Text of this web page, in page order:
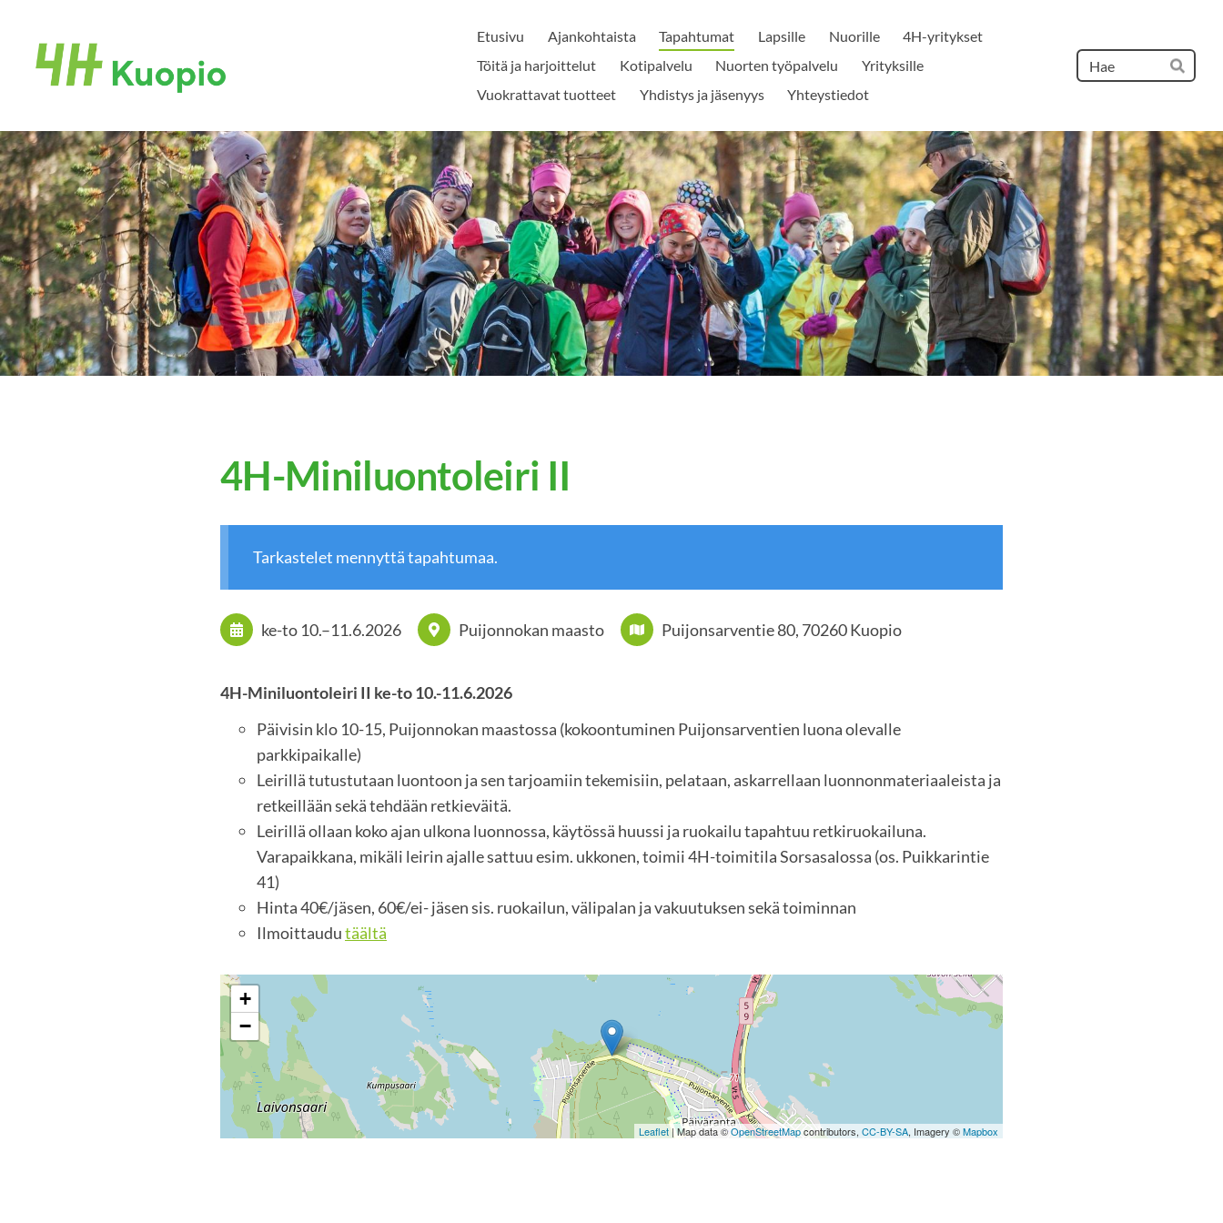
sivun
sisältöön
Kuopion 4H-yhdistys ry
Etusivu Ajankohtaista Tapahtumat Lapsille Nuorille
4H-yritykset
Töitä ja harjoittelut
Kotipalvelu Nuorten työpalvelu
Yrityksille
Vuokrattavat tuotteet
Yhdistys ja jäsenyys Yhteystiedot
Hae
4H-Miniluontoleiri II
Tarkastelet mennyttä tapahtumaa.
ke-to 10.–11.6.2026 Puijonnokan maasto Puijonsarventie 80, 70260 Kuopio
4H-Miniluontoleiri II ke-to 10.-11.6.2026
Päivisin klo 10-15, Puijonnokan maastossa (kokoontuminen Puijonsarventien luona olevalle
parkkipaikalle)
Leirillä tutustutaan luontoon ja sen tarjoamiin tekemisiin, pelataan, askarrellaan luonnonmateriaaleista ja
retkeillään sekä tehdään retkieväitä.
Leirillä ollaan koko ajan ulkona luonnossa, käytössä huussi ja ruokailu tapahtuu retkiruokailuna.
Varapaikkana, mikäli leirin ajalle sattuu esim. ukkonen, toimii 4H-toimitila Sorsasalossa (os. Puikkarintie
41)
Hinta 40€/jäsen, 60€/ei- jäsen sis. ruokailun, välipalan ja vakuutuksen sekä toiminnan
Ilmoittaudutäältä
+
−
Leaflet| Map data ©OpenStreetMapcontributors, CC-BY-SA, Imagery ©Mapbox